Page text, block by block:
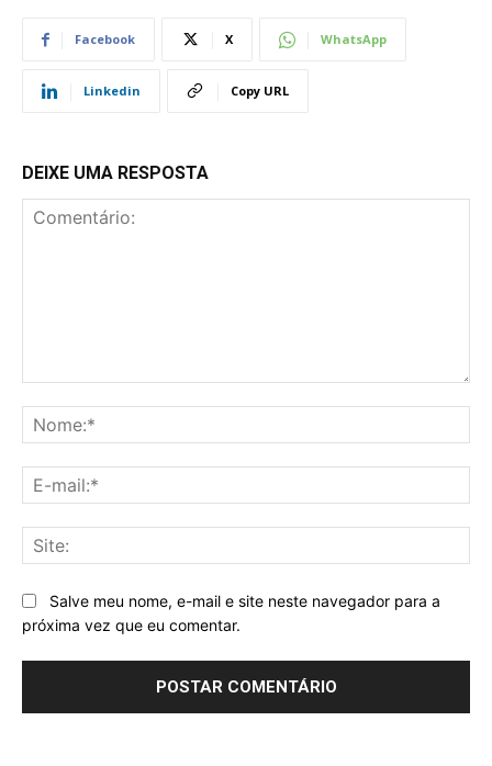
Facebook X WhatsApp
Linkedin Copy URL
DEIXE UMA RESPOSTA
Salve meu nome, e-mail e site neste navegador para a
próxima vez que eu comentar.